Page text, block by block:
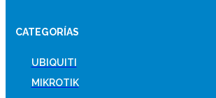
CATEGORÍAS
UBIQUITI
MIKROTIK